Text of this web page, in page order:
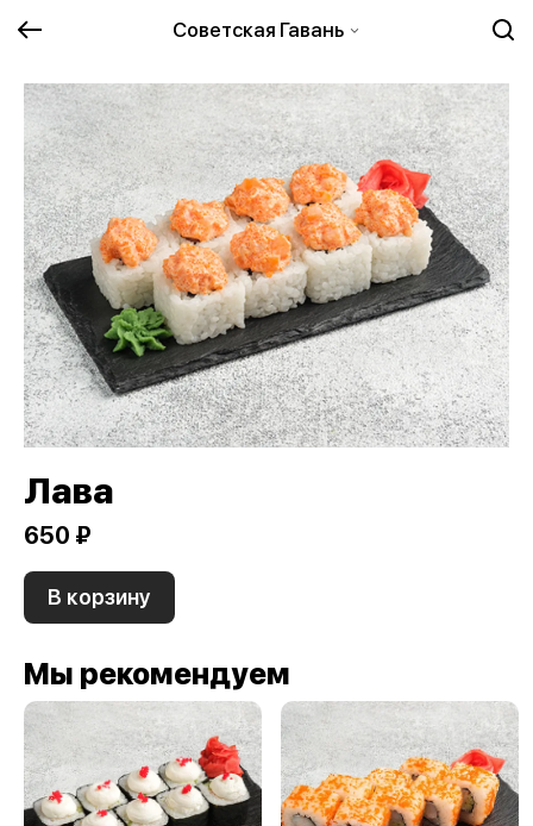
Советская Гавань
Лава
650 ₽
В корзину
Мы рекомендуем